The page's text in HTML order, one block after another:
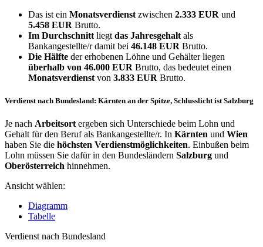
Das ist ein Monatsverdienst zwischen 2.333 EUR und
5.458 EUR Brutto.
Im Durchschnitt liegt das Jahresgehalt als
Bankangestellte/r damit bei 46.148 EUR Brutto.
Die Hälfte der erhobenen Löhne und Gehälter liegen
überhalb von 46.000 EUR Brutto, das bedeutet einen
Monatsverdienst von 3.833 EUR Brutto.
Verdienst nach Bundesland: Kärnten an der Spitze, Schlusslicht ist Salzburg
Je nach Arbeitsort ergeben sich Unterschiede beim Lohn und
Gehalt für den Beruf als Bankangestellte/r. In Kärnten und Wien
haben Sie die höchsten Verdienstmöglichkeiten. Einbußen beim
Lohn müssen Sie dafür in den Bundesländern Salzburg und
Oberösterreich hinnehmen.
Ansicht wählen:
Diagramm
Tabelle
Verdienst nach Bundesland